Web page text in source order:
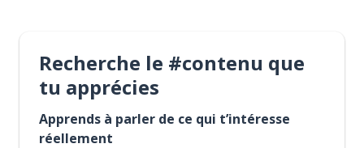
Recherche le #contenu que
tu apprécies
Apprends à parler de ce qui t’intéresse
réellement